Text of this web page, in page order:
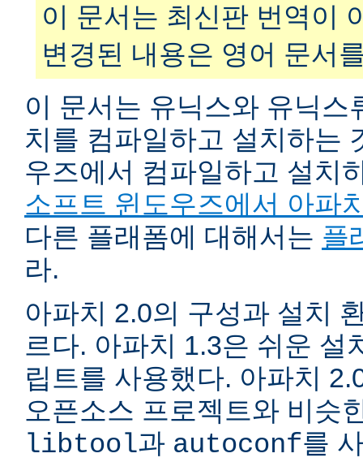
이 문서는 최신판 번역이
변경된 내용은 영어 문서
이 문서는 유닉스와 유닉스
치를 컴파일하고 설치하는
우즈에서 컴파일하고 설치
소프트 윈도우즈에서 아파
다른 플래폼에 대해서는 플
라.
아파치 2.0의 구성과 설치
르다. 아파치 1.3은 쉬운 설
립트를 사용했다. 아파치
오픈소스 프로젝트와 비슷
libtool과 autoconf를